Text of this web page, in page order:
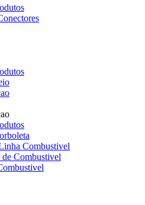
Combustivel
Combustivel